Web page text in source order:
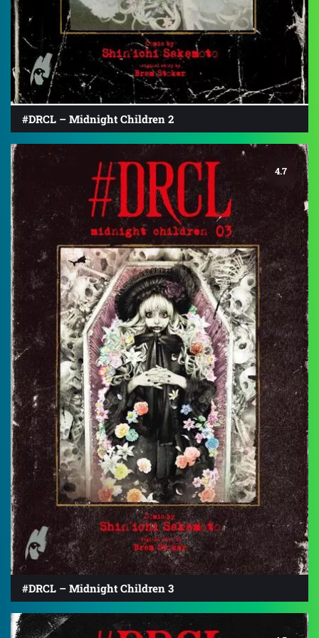
#DRCL – Midnight Children 2
4.7
#DRCL – Midnight Children 3